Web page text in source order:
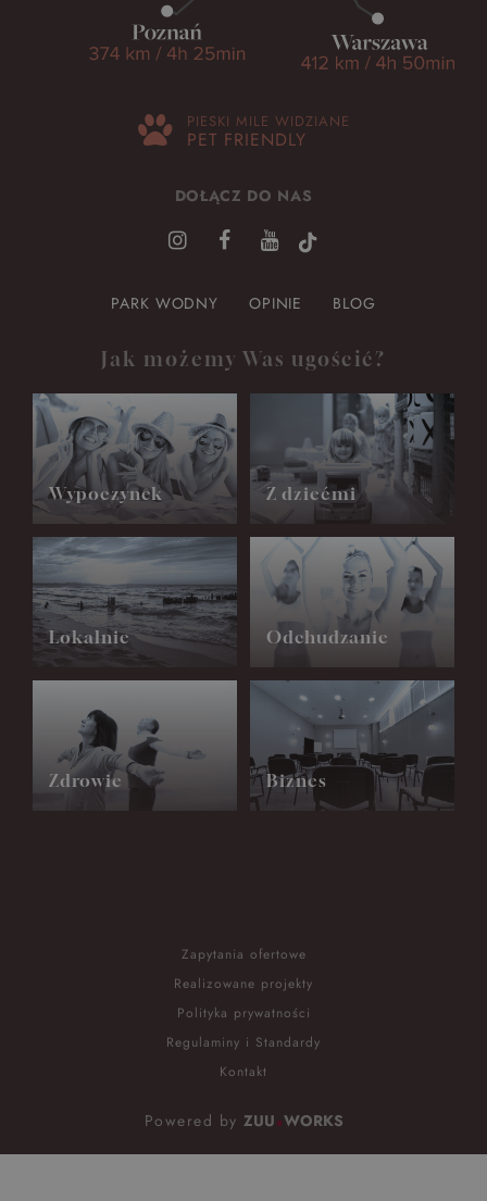
PIESKI MILE WIDZIANE
PET FRIENDLY
DOŁĄCZ DO NAS
PARK WODNY OPINIE BLOG
Jak możemy Was ugościć?
Wypoczynek Z dziećmi
Lokalnie Odchudzanie
Zdrowie Biznes
Zapytania ofertowe
Realizowane projekty
Polityka prywatności
Regulaminy i Standardy
Kontakt
Powered by ZUU WORKS